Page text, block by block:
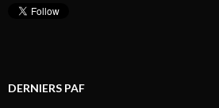
DERNIERS PAF